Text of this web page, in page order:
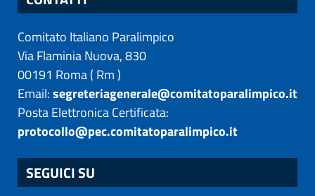
Comitato Italiano Paralimpico
Via Flaminia Nuova, 830
00191 Roma( Rm)
Email:segreteriagenerale@comitatoparalimpico.it
Posta Elettronica Certificata:
protocollo@pec.comitatoparalimpico.it
SEGUICI SU